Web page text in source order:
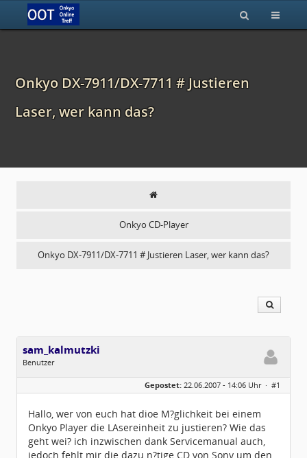
Onkyo DX-7911/DX-7711 # Justieren
Laser, wer kann das?
Onkyo CD-Player
Onkyo DX-7911/DX-7711 # Justieren Laser, wer kann das?
sam_kalmutzki
Benutzer
Geschlecht:
keine Angabe
Dabei seit:
06 / 2007
Gepostet: 22.06.2007 - 14:06 Uhr · #1
Hallo, wer von euch hat dioe M?glichkeit bei einem
Onkyo Player die LAsereinheit zu justieren? Wie das
geht wei? ich inzwischen dank Servicemanual auch,
jedoch fehlt mir die dazu n?tige CD von Sony um den